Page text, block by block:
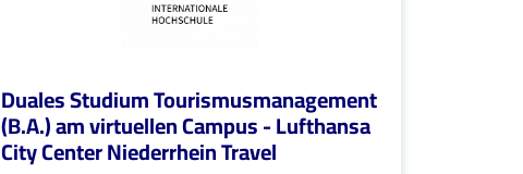
Duales Studium Tourismusmanagement
(B.A.) am virtuellen Campus - Lufthansa
City Center Niederrhein Travel